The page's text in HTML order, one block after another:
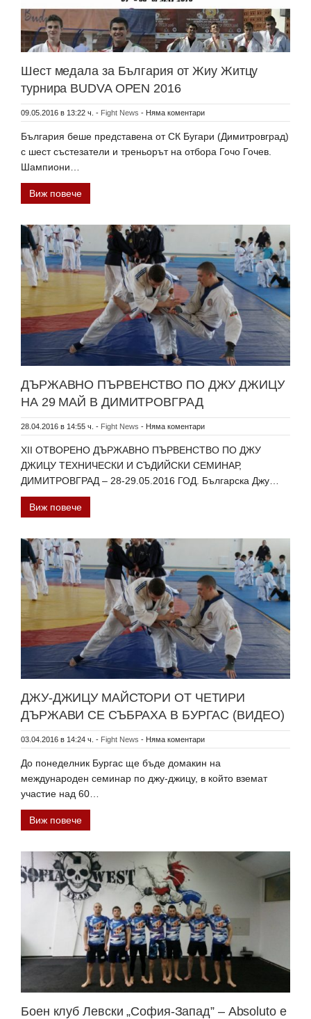
Шест медала за България от Жиу Житцу
турнира BUDVA OPEN 2016
09.05.2016 в 13:22 ч. - Fight News - Няма коментари
България беше представена от СК Бугари (Димитровград)
с шест състезатели и треньорът на отбора Гочо Гочев.
Шампиони…
Виж повече
ДЪРЖАВНО ПЪРВЕНСТВО ПО ДЖУ ДЖИЦУ
НА 29 МАЙ В ДИМИТРОВГРАД
28.04.2016 в 14:55 ч. - Fight News - Няма коментари
ХІІ ОТВОРЕНО ДЪРЖАВНО ПЪРВЕНСТВО ПО ДЖУ
ДЖИЦУ ТЕХНИЧЕСКИ И СЪДИЙСКИ СЕМИНАР,
ДИМИТРОВГРАД – 28-29.05.2016 ГОД. Българска Джу…
Виж повече
ДЖУ-ДЖИЦУ МАЙСТОРИ ОТ ЧЕТИРИ
ДЪРЖАВИ СЕ СЪБРАХА В БУРГАС (ВИДЕО)
03.04.2016 в 14:24 ч. - Fight News - Няма коментари
До понеделник Бургас ще бъде домакин на
международен семинар по джу-джицу, в който вземат
участие над 60…
Виж повече
Боен клуб Левски „София-Запад” – Absoluto е